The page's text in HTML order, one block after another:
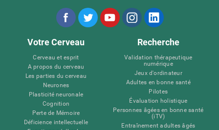
Votre Cerveau
Cerveau et esprit
A propos du cerveau
Les parties du cerveau
Neurones
Plasticité neuronale
Cognition
Perte de Mémoire
Déficience intellectuelle
Recherche
Validation thérapeutique
numérique
Jeux d'ordinateur
Adultes en bonne santé
Pilotes
Évaluation holistique
Personnes âgées en bonne santé
(iTV)
Entraînement adultes âgés